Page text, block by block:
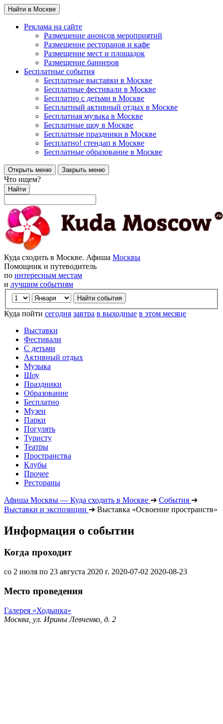
Найти в Москве
Реклама на сайте
Размещение анонсов мероприятий
Размещение ресторанов и кафе
Размещение мест и площадок
Размещение баннеров
Бесплатные события
Бесплатные выставки в Москве
Бесплатные фестивали в Москве
Бесплатно с детьми в Москве
Бесплатный активный отдых в Москве
Бесплатная музыка в Москве
Бесплатные шоу в Москве
Бесплатные праздники в Москве
Бесплатно! стендап в Москве
Бесплатные образование в Москве
Открыть меню Закрыть меню
Что ищем?
Найти
Куда сходить в Москве. Афиша Москвы
Помощник и путеводитель
по интересным местам
и лучшим событиям
Куда пойти сегодня завтра в выходные в этом месяце
Выставки
Фестивали
С детьми
Активный отдых
Музыка
Шоу
Праздники
Образование
Бесплатно
Музеи
Парки
Погулять
Туристу
Театры
Пространства
Клубы
Прочее
Рестораны
Афиша Москвы — Куда сходить в Москве ➔ События ➔
Выставки и экспозиции ➔ Выставка «Освоение пространств»
Информация о событии
Когда проходит
со 2 июля по 23 августа 2020 г. 2020-07-02 2020-08-23
Место проведения
Галерея «Ходынка»
Москва, ул. Ирины Левченко, д. 2